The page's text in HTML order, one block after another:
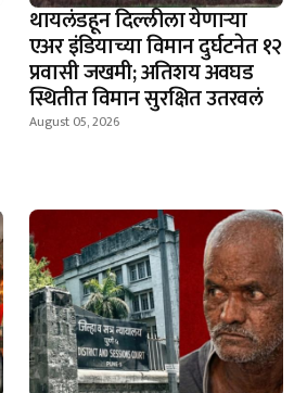
थायलंडहून दिल्लीला येणाऱ्या
एअर इंडियाच्या विमान दुर्घटनेत १२
प्रवासी जखमी; अतिशय अवघड
स्थितीत विमान सुरक्षित उतरवलं
August 05, 2026